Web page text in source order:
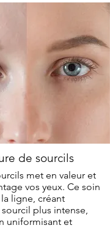
de sourcils
met en valeur et
vos yeux. Ce soin
ligne, créant
plus intense,
uniformisant et